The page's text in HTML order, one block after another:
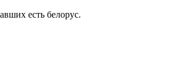
есть белорус.